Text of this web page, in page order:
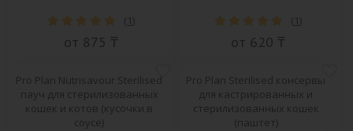
( 1)
от 875 ₸
( 1)
от 620 ₸
Pro Plan Nutrisavour Sterilised
пауч для стерилизованных
кошек и котов (кусочки в
соусе)
Pro Plan Sterilised консервы
для кастрированных и
стерилизованных кошек
(паштет)